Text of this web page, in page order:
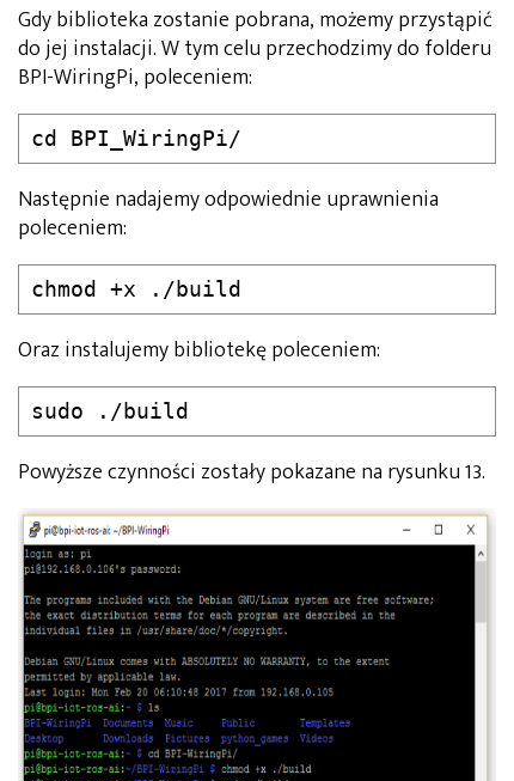
Gdy biblioteka zostanie pobrana, możemy przystąpić
do jej instalacji. W tym celu przechodzimy do folderu
BPI-WiringPi, poleceniem:
cd BPI_WiringPi/
Następnie nadajemy odpowiednie uprawnienia
poleceniem:
chmod +x ./build
Oraz instalujemy bibliotekę poleceniem:
sudo ./build
Powyższe czynności zostały pokazane na rysunku 13.